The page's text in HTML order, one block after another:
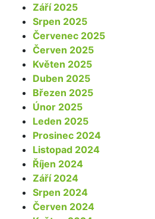
Září 2025
Srpen 2025
Červenec 2025
Červen 2025
Květen 2025
Duben 2025
Březen 2025
Únor 2025
Leden 2025
Prosinec 2024
Listopad 2024
Říjen 2024
Září 2024
Srpen 2024
Červen 2024